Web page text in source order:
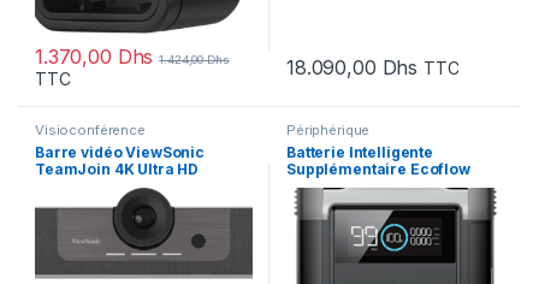
1.370,00 Dhs 1.424,00Dhs
TTC 18.090,00 Dhs TTC
Visioconférence
Barre vidéo ViewSonic
TeamJoin 4K Ultra HD
Périphérique
Batterie Intelligente
Supplémentaire Ecoflow
Delta Pro – 3600W